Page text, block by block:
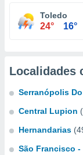
Toledo
24° 16°
Localidades
Serranópolis
Central Lupion
Hernandarias
São Francisco -